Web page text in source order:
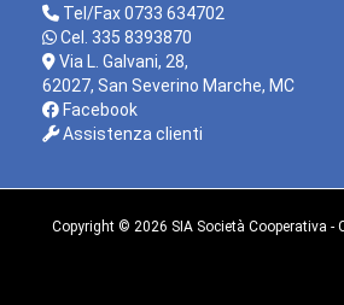
Tel/Fax 0733 634702
Cel. 335 8393870
Via L. Galvani, 28,
62027, San Severino Marche, MC
Facebook
Assistenza clienti
Copyright © 2026 SIA Società Cooperativa -